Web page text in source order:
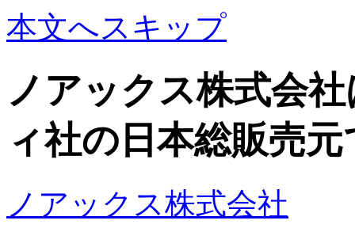
本文へスキップ
ノアックス株式会
ィ社の日本総販売
ノアックス株式会社